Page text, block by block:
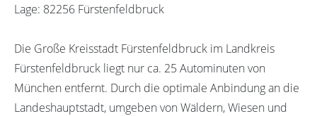
Lage: 82256 Fürstenfeldbruck
Die Große Kreisstadt Fürstenfeldbruck im Landkreis
Fürstenfeldbruck liegt nur ca. 25 Autominuten von
München entfernt. Durch die optimale Anbindung an die
Landeshauptstadt, umgeben von Wäldern, Wiesen und